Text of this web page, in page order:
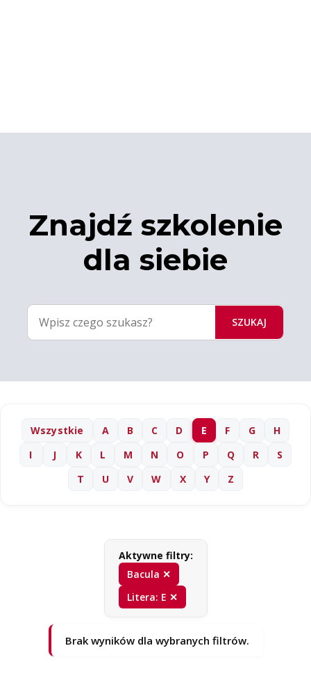
Znajdź szkolenie
dla siebie
SZUKAJ
Wszystkie A B C D E F G
H
I
J K L M N O P Q R
S
T
U V W X Y Z
Aktywne filtry:
Bacula ✕
Litera: E ✕
Brak wyników dla wybranych filtrów.